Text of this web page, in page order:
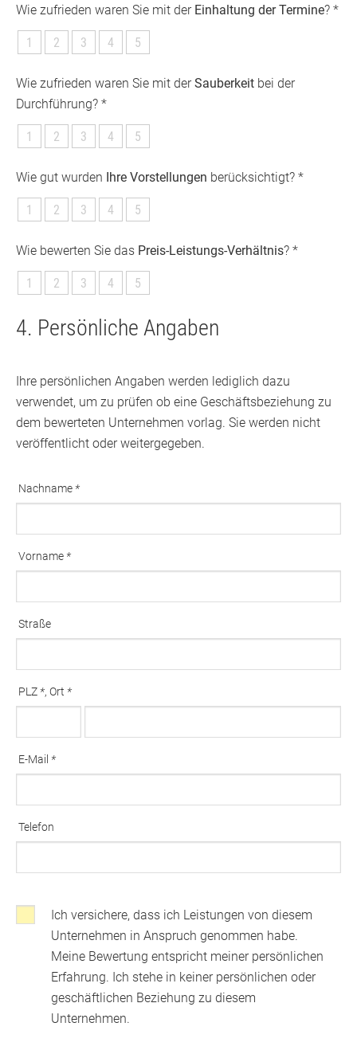
Wie zufrieden waren Sie mit der Einhaltung der Termine? *
1 2 3 4 5
Wie zufrieden waren Sie mit derSauberkeit bei der
Durchführung? *
1 2 3 4 5
Wie gut wurden Ihre Vorstellungen berücksichtigt? *
1 2 3 4 5
Wie bewerten Sie das Preis-Leistungs-Verhältnis? *
1 2 3 4 5
4. Persönliche Angaben
Ihre persönlichen Angaben werden lediglich dazu
verwendet, um zu prüfen ob eine Geschäftsbeziehung zu
dem bewerteten Unternehmen vorlag. Sie werden nicht
veröffentlicht oder weitergegeben.
Nachname *
Vorname *
Straße
PLZ *, Ort *
E-Mail *
Telefon
Klicken, wenns Sie mit den folgenden Bedingungen einverstanden
Ich versichere, dass ich Leistungen von diesem
Unternehmen in Anspruch genommen habe.
Meine Bewertung entspricht meiner persönlichen
Erfahrung. Ich stehe in keiner persönlichen oder
geschäftlichen Beziehung zu diesem
Unternehmen.